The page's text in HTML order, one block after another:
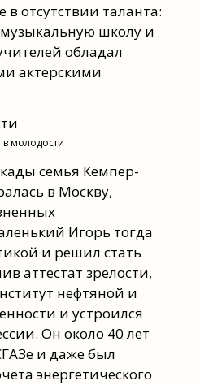
в отсутствии таланта:
школу и
обладал
актерскими
в молодости
семья Кемпер-
в Москву,
Игорь тогда
и решил стать
аттестат зрелости,
нефтяной и
и устроился
Он около 40 лет
и даже был
энергетического